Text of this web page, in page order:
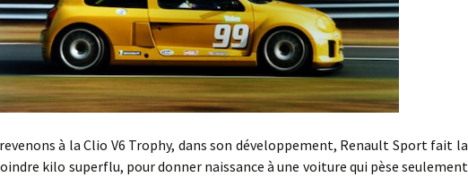
à la Clio V6 Trophy, dans son développement, Renault Sport fait la
kilo superflu, pour donner naissance à une voiture qui pèse seulement